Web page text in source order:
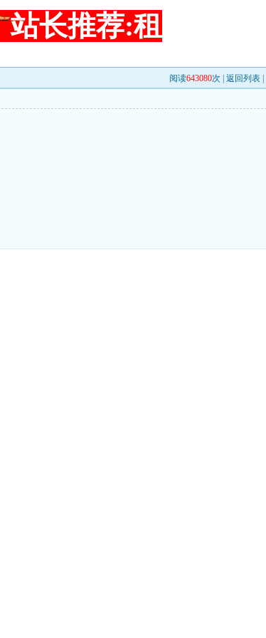
站长推荐:租
阅读643080次 | 返回列表